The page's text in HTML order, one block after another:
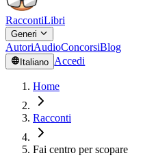
RaccontiLibri
Generi
AutoriAudioConcorsiBlog
Italiano Accedi
Home
Racconti
Fai centro per scopare